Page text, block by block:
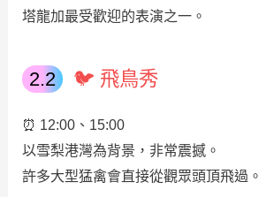
塔龍加最受歡迎的表演之一。
🐦 飛鳥秀
⏰ 12:00、15:00
以雪梨港灣為背景，非常震撼。
許多大型猛禽會直接從觀眾頭頂飛過。